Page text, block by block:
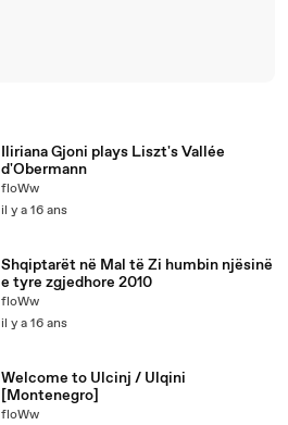
Iliriana Gjoni plays Liszt's Vallée
d'Obermann
floWw
il y a 16 ans
Shqiptarët në Mal të Zi humbin njësinë
e tyre zgjedhore 2010
floWw
il y a 16 ans
Welcome to Ulcinj / Ulqini
[Montenegro]
floWw